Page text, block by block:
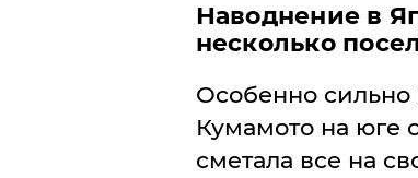
Наводнение в
несколько
Особенно сильно
Кумамото на юге
сметала все на